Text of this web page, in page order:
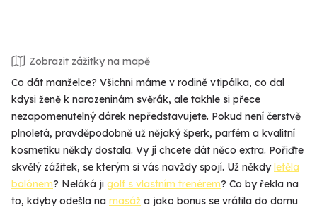
Zobrazit zážitky na mapě
Co dát manželce? Všichni máme v rodině vtipálka, co dal
kdysi ženě k narozeninám svěrák, ale takhle si přece
nezapomenutelný dárek nepředstavujete. Pokud není čerstvě
plnoletá, pravděpodobně už nějaký šperk, parfém a kvalitní
kosmetiku někdy dostala. Vy jí chcete dát něco extra. Pořiďte
skvělý zážitek, se kterým si vás navždy spojí. Už někdy letěla
balónem? Neláká ji golf s vlastním trenérem? Co by řekla na
to, kdyby odešla na masáž a jako bonus se vrátila do domu